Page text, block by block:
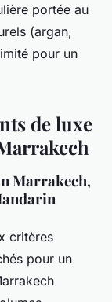
portée au
(argan,
pour un
de luxe
Marrakech,
critères
pour un